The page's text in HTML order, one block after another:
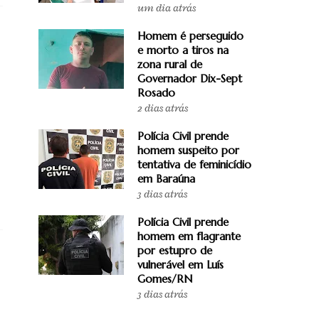
um dia atrás
Homem é perseguido
e morto a tiros na
zona rural de
Governador Dix-Sept
Rosado
2 dias atrás
Polícia Civil prende
homem suspeito por
tentativa de feminicídio
em Baraúna
3 dias atrás
Polícia Civil prende
homem em flagrante
por estupro de
vulnerável em Luís
Gomes/RN
3 dias atrás